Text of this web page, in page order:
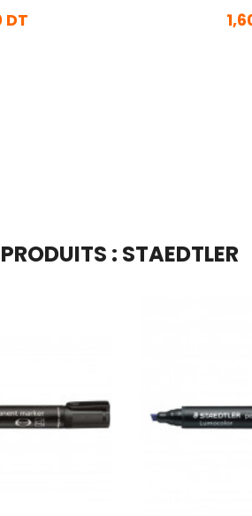
DT
: STAEDTLER